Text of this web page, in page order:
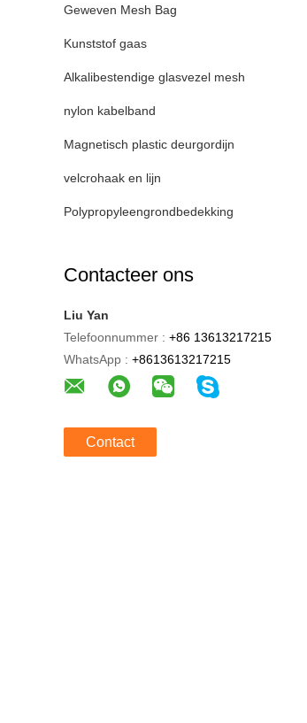
Geweven Mesh Bag
Kunststof gaas
Alkalibestendige glasvezel mesh
nylon kabelband
Magnetisch plastic deurgordijn
velcrohaak en lijn
Polypropyleengrondbedekking
Contacteer ons
Liu Yan
Telefoonnummer : +86 13613217215
WhatsApp : +8613613217215
Contact